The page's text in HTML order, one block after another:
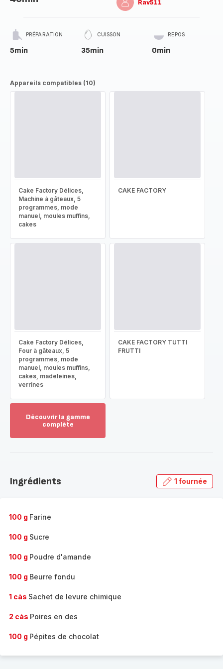
Rav511
PRÉPARATION
5min
CUISSON
35min
REPOS
0min
Appareils compatibles (10)
Cake Factory Délices,
Machine à gâteaux, 5
programmes, mode
manuel, moules muffins,
cakes
CAKE FACTORY
Cake Factory Délices,
Four à gâteaux, 5
programmes, mode
manuel, moules muffins,
cakes, madeleines,
verrines
CAKE FACTORY TUTTI
FRUTTI
Découvrir la gamme
complète
gamme
Ingrédients 1 fournée
100 g Farine
100 g Sucre
100 g Poudre d'amande
100 g Beurre fondu
1 càs Sachet de levure chimique
2 càs Poires en des
100 g Pépites de chocolat